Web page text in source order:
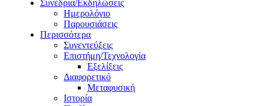
Συνέδρια/Εκδηλώσεις
Ημερολόγιο
Παρουσιάσεις
Περισσότερα
Συνεντεύξεις
Επιστήμη/Τεχνολογία
Εξελίξεις
Διαφορετικό
Μεταφυσική
Ιστορία